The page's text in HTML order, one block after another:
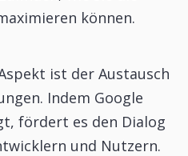
können.
ist der Austausch
Indem Google
fördert es den Dialog
und Nutzern.